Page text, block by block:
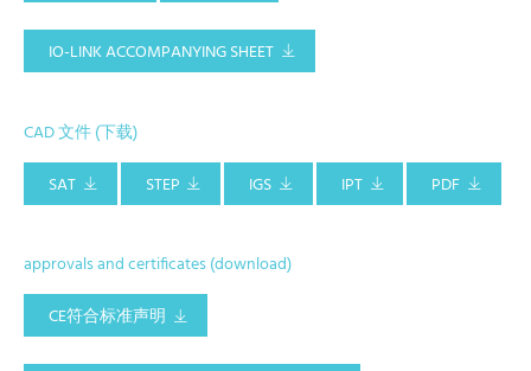
IO-LINK ACCOMPANYING SHEET
CAD 文件 (下载)
SAT
STEP IGS IPT PDF
approvals and certificates (download)
CE符合标准声明